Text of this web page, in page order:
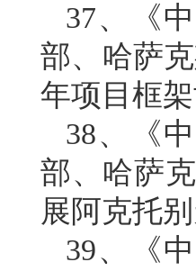
37、《
部、哈萨
年项目框架
38、《
部、哈萨
展阿克托
39、《